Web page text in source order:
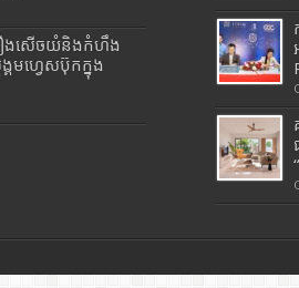
ឿងសើចយំនិងកំហឹង
មហ្វេសប៊ុកក្នុង